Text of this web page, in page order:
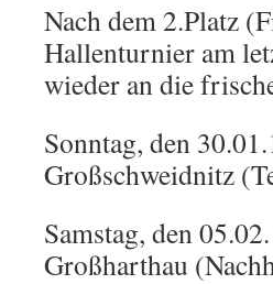
Nach dem 2.Platz
Hallenturnier am
wieder an die
Sonntag, den
Großschweidnitz
Samstag, den
Großharthau